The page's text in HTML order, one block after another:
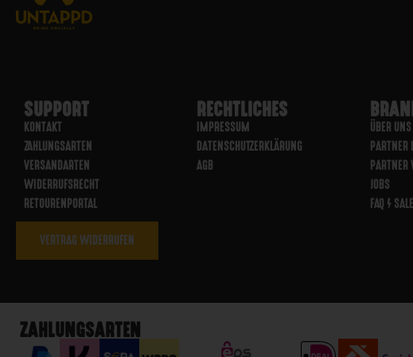
SUPPORT
KONTAKT
ZAHLUNGSARTEN
VERSANDARTEN
WIDERRUFSRECHT
RETOURENPORTAL
RECHTLICHES
IMPRESSUM
DATENSCHUTZERKLÄRUNG
AGB
ÜBER UNS
PARTNER
PARTNER
JOBS
FAQ /
VERTRAG WIDERRUFEN
ZAHLUNGSARTEN